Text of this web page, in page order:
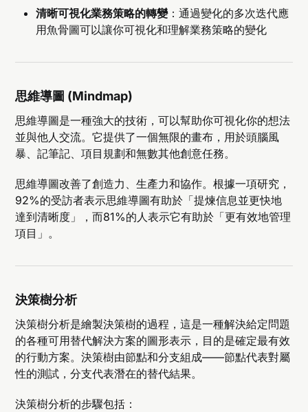
清晰可視化業務策略的轉變：通過變化的多次迭代應
用魚骨圖可以讓你可視化和理解業務策略的變化
思維導圖 (Mindmap)
思維導圖是一種強大的技術，可以幫助你可視化你的想法
並與他人交流。它提供了一個無限的畫布，用於頭腦風
暴、記筆記、項目規劃和無數其他創意任務。
思維導圖改善了創造力、生產力和協作。根據一項研究，
92%的受訪者表示思維導圖有助於「提煉信息並更快地
達到清晰度」，而81%的人表示它有助於「更有效地管理
項目」。
決策樹分析
決策樹分析是繪製決策樹的過程，這是一種解決給定問題
的各種可用替代解決方案的圖形表示，目的是確定最有效
的行動方案。決策樹由節點和分支組成——節點代表對屬
性的測試，分支代表潛在的替代結果。
決策樹分析的步驟包括：